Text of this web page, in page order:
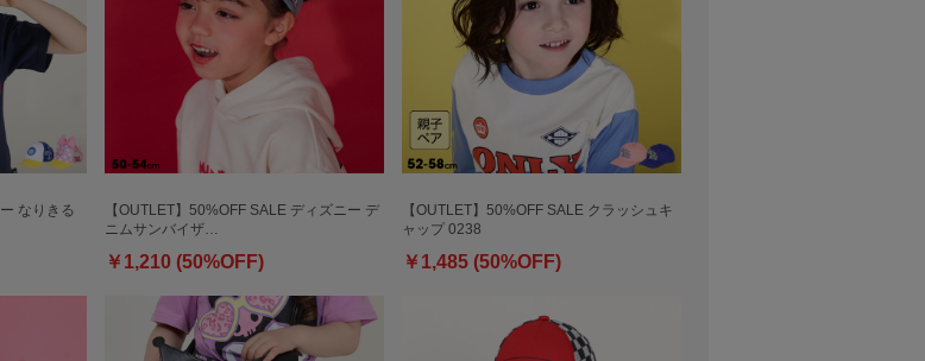
なりきる
【OUTLET】50%OFF SALE ディズニー デ
ニムサンバイザ…
￥1,210 (50%OFF)
【OUTLET】50%OFF SALE クラッシュキ
ャップ 0238
￥1,485 (50%OFF)